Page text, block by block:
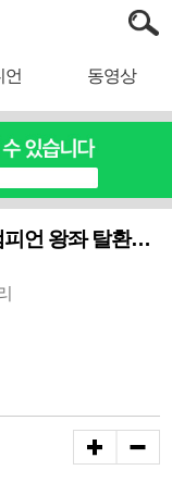
언 동영상
피언 왕좌 탈환…